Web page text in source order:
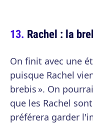
Rachel : la
On finit avec une
puisque Rachel
brebis ». On
que les Rachel
préférera garder